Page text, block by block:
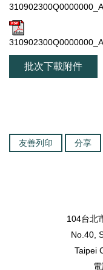
批次下載附件
友善列印 分享
104台北
No.40,
Taipei